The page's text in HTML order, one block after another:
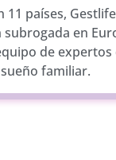
11 países,
en
de expertos
familiar.